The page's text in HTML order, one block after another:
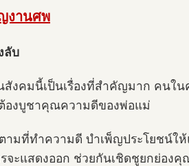
งานศพ
ลับ
งคมนี้เป็นเรื่องที่สำคัญมาก คนใน
องบูชาคุณความดีของพ่อแม่
ามที่ทำความดี บำเพ็ญประโยชน์ใ
ะแสดงออก ช่วยกันเชิดชูยกย่อง